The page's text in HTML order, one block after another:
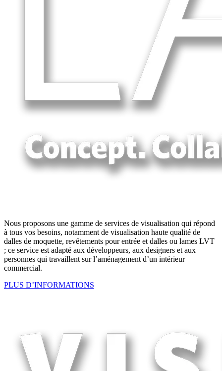
Nous proposons une gamme de services de visualisation qui répond
à tous vos besoins, notamment de visualisation haute qualité de
dalles de moquette, revêtements pour entrée et dalles ou lames LVT
; ce service est adapté aux développeurs, aux designers et aux
personnes qui travaillent sur l’aménagement d’un intérieur
commercial.
PLUS D’INFORMATIONS